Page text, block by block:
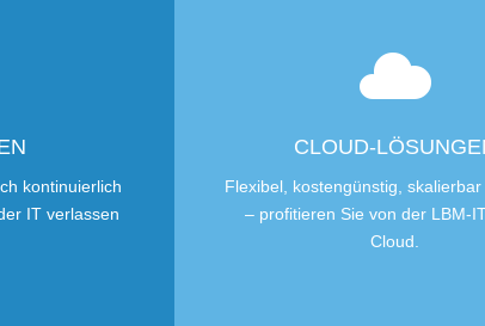
kontinuierlich
IT verlassen
CLOUD-
Flexibel, kostengünstig,
– profitieren Sie von der LBM-
Cloud.